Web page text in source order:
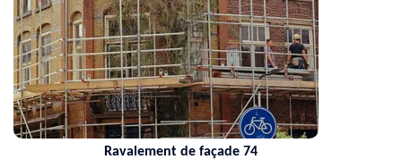
Ravalement de façade 74